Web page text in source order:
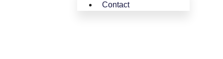
Contact